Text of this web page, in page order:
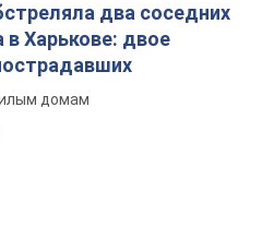
два соседних
Харькове: двое
домам